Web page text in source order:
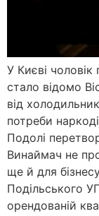
У Києві
стало відомо
від
потреби
Подолі
Винаймач не
ще й для
Подільського
орендованій